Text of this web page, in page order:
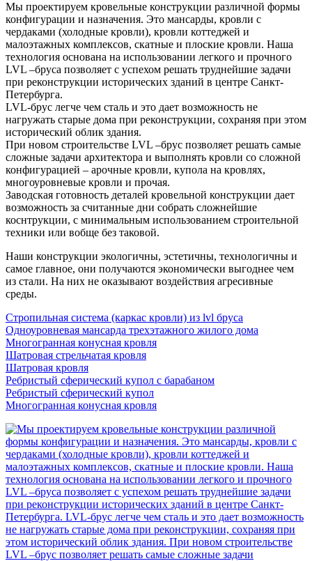
Мы проектируем кровельные конструкции различной формы
конфигурации и назначения. Это мансарды, кровли с
чердаками (холодные кровли), кровли коттеджей и
малоэтажных комплексов, скатные и плоские кровли. Наша
технология основана на использовании легкого и прочного
LVL –бруса позволяет с успехом решать труднейшие задачи
при реконструкции исторических зданий в центре Санкт-
Петербурга.
LVL-брус легче чем сталь и это дает возможность не
нагружать старые дома при реконструкции, сохраняя при этом
исторический облик здания.
При новом строительстве LVL –брус позволяет решать самые
сложные задачи архитектора и выполнять кровли со сложной
конфигурацией – арочные кровли, купола на кровлях,
многоуровневые кровли и прочая.
Заводская готовность деталей кровельной конструкции дает
возможность за считанные дни собрать сложнейшие
коснтрукции, с минимальным использованием строительной
техники или вобще без таковой.
Наши конструкции экологичны, эстетичны, технологичны и
самое главное, они получаются экономически выгоднее чем
из стали. На них не оказывают воздействия агресивные
среды.
Стропильная система (каркас кровли) из lvl бруса
Одноуровневая мансарда трехэтажного жилого дома
Многогранная конусная кровля
Шатровая стрельчатая кровля
Шатровая кровля
Ребристый сферический купол с барабаном
Ребристый сферический купол
Многогранная конусная кровля